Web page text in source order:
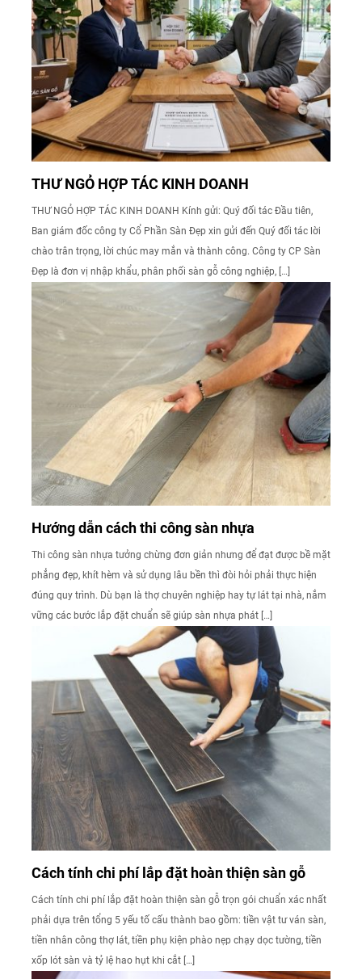
THƯ NGỎ HỢP TÁC KINH DOANH
THƯ NGỎ HỢP TÁC KINH DOANH Kính gửi: Quý đối tác Đầu tiên,
Ban giám đốc công ty Cổ Phần Sàn Đẹp xin gửi đến Quý đối tác lời
chào trân trọng, lời chúc may mắn và thành công. Công ty CP Sàn
Đẹp là đơn vị nhập khẩu, phân phối sàn gỗ công nghiệp, […]
Hướng dẫn cách thi công sàn nhựa
Thi công sàn nhựa tưởng chừng đơn giản nhưng để đạt được bề mặt
phẳng đẹp, khít hèm và sử dụng lâu bền thì đòi hỏi phải thực hiện
đúng quy trình. Dù bạn là thợ chuyên nghiệp hay tự lát tại nhà, nắm
vững các bước lắp đặt chuẩn sẽ giúp sàn nhựa phát […]
Cách tính chi phí lắp đặt hoàn thiện sàn gỗ
Cách tính chi phí lắp đặt hoàn thiện sàn gỗ trọn gói chuẩn xác nhất
phải dựa trên tổng 5 yếu tố cấu thành bao gồm: tiền vật tư ván sàn,
tiền nhân công thợ lát, tiền phụ kiện phào nẹp chạy dọc tường, tiền
xốp lót sàn và tỷ lệ hao hụt khi cắt […]